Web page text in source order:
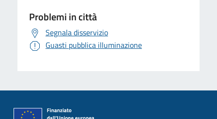
Problemi in città
Segnala disservizio
Guasti pubblica illuminazione